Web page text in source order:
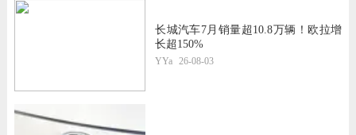
长城汽车7月销量超10.8万辆！欧拉增
长超150%
YYa 26-08-03